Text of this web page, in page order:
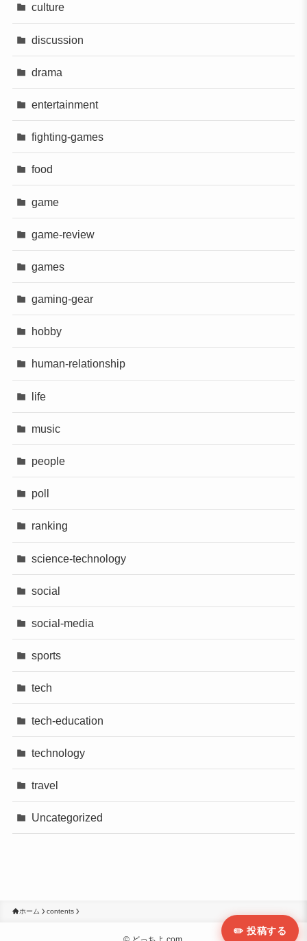
culture
discussion
drama
entertainment
fighting-games
food
game
game-review
games
gaming-gear
hobby
human-relationship
life
music
people
poll
ranking
science-technology
social
social-media
sports
tech
tech-education
technology
travel
Uncategorized
ホーム contents
✏️ 投稿する